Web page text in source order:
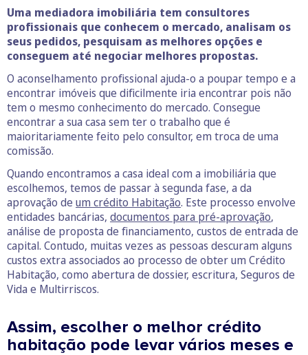
Uma mediadora imobiliária tem consultores
profissionais que conhecem o mercado, analisam os
seus pedidos, pesquisam as melhores opções e
conseguem até negociar melhores propostas.
O aconselhamento profissional ajuda-o a poupar tempo e a
encontrar imóveis que dificilmente iria encontrar pois não
tem o mesmo conhecimento do mercado. Consegue
encontrar a sua casa sem ter o trabalho que é
maioritariamente feito pelo consultor, em troca de uma
comissão.
Quando encontramos a casa ideal com a imobiliária que
escolhemos, temos de passar à segunda fase, a da
aprovação de um crédito Habitação. Este processo envolve
entidades bancárias, documentos para pré-aprovação,
análise de proposta de financiamento, custos de entrada de
capital. Contudo, muitas vezes as pessoas descuram alguns
custos extra associados ao processo de obter um Crédito
Habitação, como abertura de dossier, escritura, Seguros de
Vida e Multirriscos.
Assim, escolher o melhor crédito
habitação pode levar vários meses e